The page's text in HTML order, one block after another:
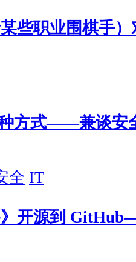
些职业围棋手
方式——兼谈安
全 IT
》开源到